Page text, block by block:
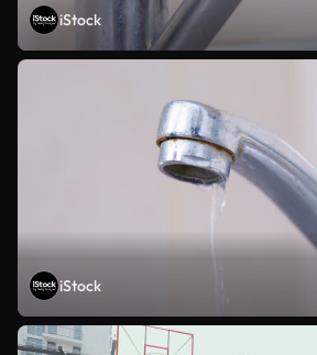
iStock
iStock